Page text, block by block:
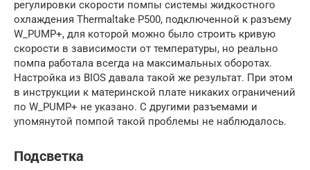
регулировки скорости помпы системы жидкостного
охлаждения Thermaltake P500, подключенной к разъему
W_PUMP+, для которой можно было строить кривую
скорости в зависимости от температуры, но реально
помпа работала всегда на максимальных оборотах.
Настройка из BIOS давала такой же результат. При этом
в инструкции к материнской плате никаких ограничений
по W_PUMP+ не указано. С другими разъемами и
упомянутой помпой такой проблемы не наблюдалось.
Подсветка